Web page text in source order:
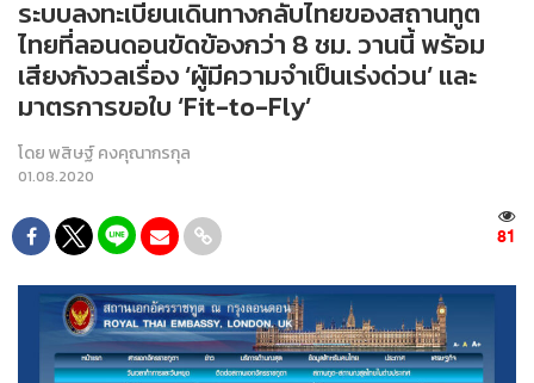
ระบบลงทะเบียนเดินทางกลับไทยของสถานทูต
ไทยที่ลอนดอนขัดข้องกว่า 8 ชม. วานนี้ พร้อม
เสียงกังวลเรื่อง ‘ผู้มีความจำเป็นเร่งด่วน’ และ
มาตรการขอใบ ‘Fit-to-Fly’
โดยพสิษฐ์ คงคุณากรกุล
01.08.2020
81